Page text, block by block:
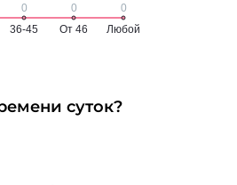
суток?